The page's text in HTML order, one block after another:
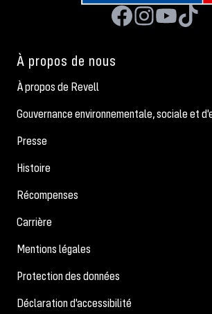
À propos de nous
À propos de Revell
Gouvernance environnementale, sociale et
Presse
Histoire
Récompenses
Carrière
Mentions légales
Protection des données
Déclaration d'accessibilité